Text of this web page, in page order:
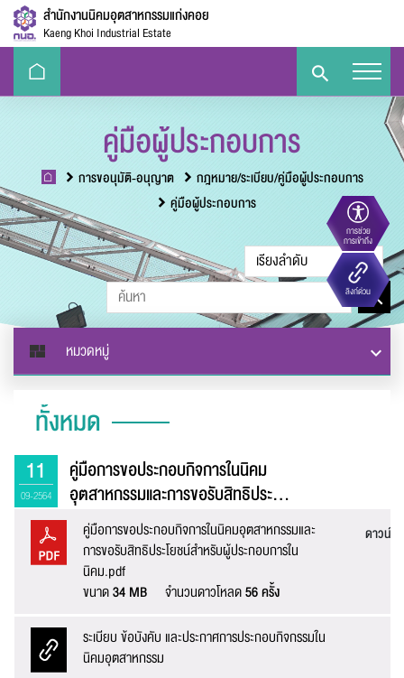
สำนักงานนิคมอุตสาหกรรมแก่งคอย
Kaeng Khoi Industrial Estate
การช่วย
การเข้าถึง
Eco-
Challenge
e-Library Handbook E-PP ลิงก์ด่วน
คู่มือผู้ประกอบการ
การขอนุมัติ-อนุญาต
กฎหมาย/ระเบียบ/คู่มือผู้ประกอบการ
คู่มือผู้ประกอบการ
หมวดหมู่
ทั้งหมด
11
09-2564
คู่มือการขอประกอบกิจการในนิคม
อุตสาหกรรมและการขอรับสิทธิประ...
คู่มือการขอประกอบกิจการในนิคมอุตสาหกรรมและ
การขอรับสิทธิประโยชน์สำหรับผู้ประกอบการใน
นิคม.pdf
ขนาด34 MB จำนวนดาวโหลด56 ครั้ง
ดาวน์โ
ระเบียบ ข้อบังคับ และประกาศการประกอบกิจกรรมใน
นิคมอุตสาหกรรม